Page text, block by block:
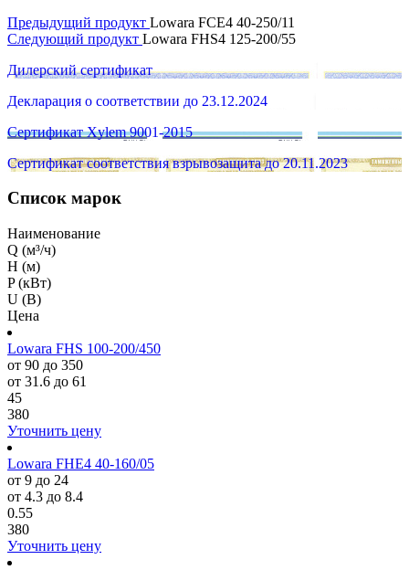
Предыдущий продукт Lowara FCE4 40-250/11
Следующий продукт Lowara FHS4 125-200/55
Дилерский сертификат
Декларация о соответствии до 23.12.2024
Сертификат Xylem 9001-2015
Сертификат соответствия взрывозащита до 20.11.2023
Список марок
Наименование
Q (м³/ч)
H (м)
P (кВт)
U (В)
Цена
Lowara FHS 100-200/450
от 90 до 350
от 31.6 до 61
45
380
Уточнить цену
Lowara FHE4 40-160/05
от 9 до 24
от 4.3 до 8.4
0.55
380
Уточнить цену